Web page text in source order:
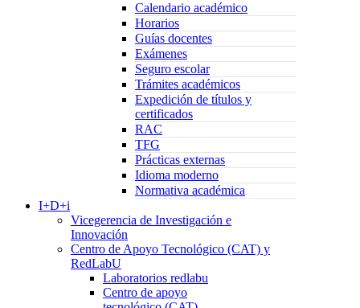
Calendario académico
Horarios
Guías docentes
Exámenes
Seguro escolar
Trámites académicos
Expedición de títulos y
certificados
RAC
TFG
Prácticas externas
Idioma moderno
Normativa académica
I+D+i
Vicegerencia de Investigación e
Innovación
Centro de Apoyo Tecnológico (CAT) y
RedLabU
Laboratorios redlabu
Centro de apoyo